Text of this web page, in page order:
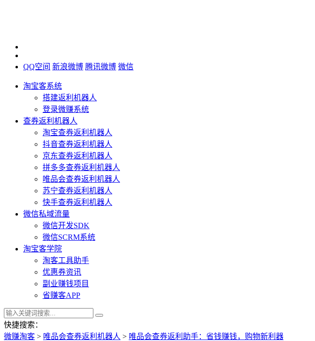
QQ空间 新浪微博 腾讯微博 微信
淘宝客系统
搭建返利机器人
登录微赚系统
查券返利机器人
淘宝查券返利机器人
抖音查券返利机器人
京东查券返利机器人
拼多多查券返利机器人
唯品会查券返利机器人
苏宁查券返利机器人
快手查券返利机器人
微信私域流量
微信开发SDK
微信SCRM系统
淘宝客学院
淘客工具助手
优惠券资讯
副业赚钱项目
省赚客APP
快捷搜索：
微赚淘客 > 唯品会查券返利机器人 > 唯品会查券返利助手：省钱赚钱，购物新利器